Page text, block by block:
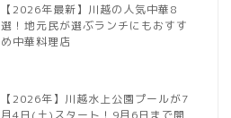
【2026年最新】川越の人気中華8
選！地元民が選ぶランチにもおすす
め中華料理店
【2026年】川越水上公園プールが7
月4日(土)スタート！9月6日まで開